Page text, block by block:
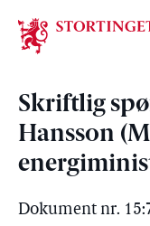
Stortinget.no
Skriftlig
Hansson
Dokument nr.